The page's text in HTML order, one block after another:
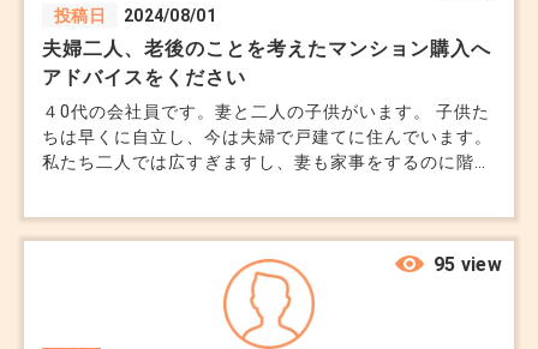
投稿日
2024/08/01
夫婦二人、老後のことを考えたマンション購入へ
アドバイスをください
４0代の会社員です。妻と二人の子供がいます。 子供た
ちは早くに自立し、今は夫婦で戸建てに住んでいます。
私たち二人では広すぎますし、妻も家事をするのに階段
いて その際に何を重視して探せば良いか教えていただ
老後のことも考え回答をいただきたいです。
95 view